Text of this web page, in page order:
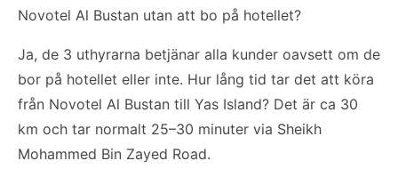
Novotel Al Bustan utan att bo på hotellet?
Ja, de 3 uthyrarna betjänar alla kunder oavsett om de
bor på hotellet eller inte. Hur lång tid tar det att köra
från Novotel Al Bustan till Yas Island? Det är ca 30
km och tar normalt 25–30 minuter via Sheikh
Mohammed Bin Zayed Road.